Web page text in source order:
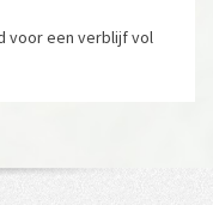
voor een verblijf vol